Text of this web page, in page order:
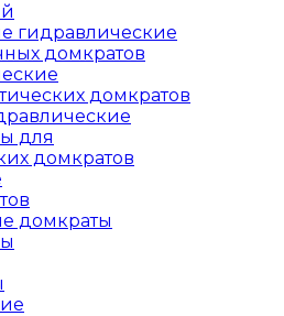
гидравлические
домкратов
домкратов
для
домкратов
домкраты